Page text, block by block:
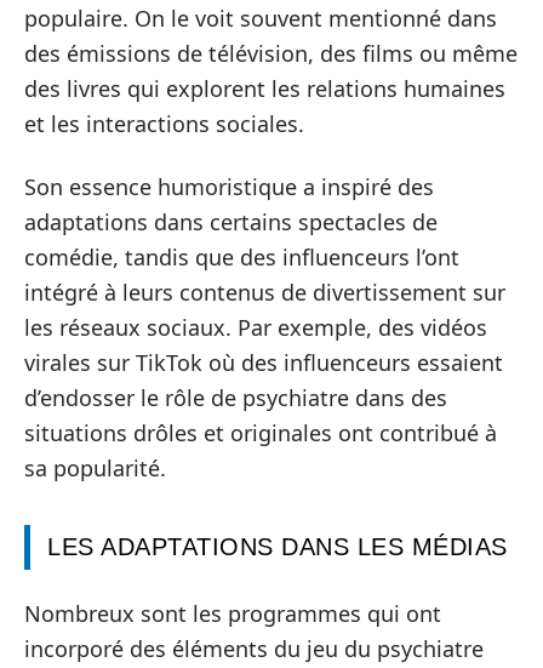
populaire. On le voit souvent mentionné dans
des émissions de télévision, des films ou même
des livres qui explorent les relations humaines
et les interactions sociales.
Son essence humoristique a inspiré des
adaptations dans certains spectacles de
comédie, tandis que des influenceurs l’ont
intégré à leurs contenus de divertissement sur
les réseaux sociaux. Par exemple, des vidéos
virales sur TikTok où des influenceurs essaient
d’endosser le rôle de psychiatre dans des
situations drôles et originales ont contribué à
sa popularité.
LES ADAPTATIONS DANS LES MÉDIAS
Nombreux sont les programmes qui ont
incorporé des éléments du jeu du psychiatre